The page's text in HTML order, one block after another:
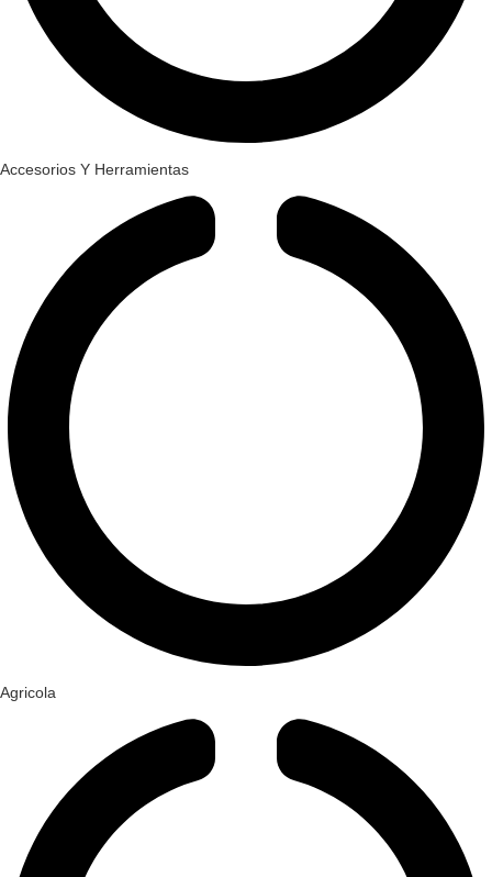
Accesorios Y Herramientas
Agricola